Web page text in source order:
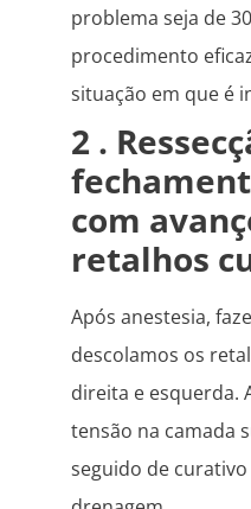
problema seja de
procedimento
situação em que é
2 .
com
retalhos
Após anestesia,
descolamos os
direita e esquerda.
tensão na camada
seguido de